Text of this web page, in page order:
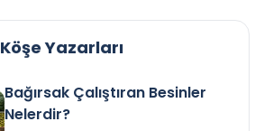
Köşe Yazarları
Bağırsak Çalıştıran Besinler
Nelerdir?